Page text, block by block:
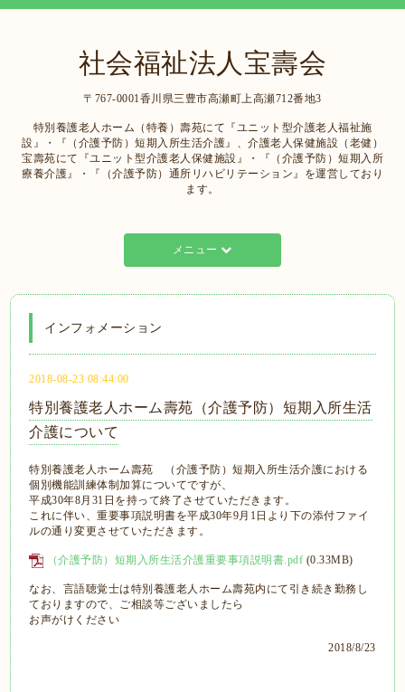
社会福祉法人宝壽会
〒767-0001香川県三豊市高瀬町上高瀬712番地3
特別養護老人ホーム（特養）壽苑にて『ユニット型介護老人福祉施
設』・『（介護予防）短期入所生活介護』、介護老人保健施設（老健）
宝壽苑にて『ユニット型介護老人保健施設』・『（介護予防）短期入所
療養介護』・『（介護予防）通所リハビリテーション』を運営しており
ます。
メニュー
インフォメーション
2018-08-23 08:44:00
特別養護老人ホーム壽苑（介護予防）短期入所生活
介護について
特別養護老人ホーム壽苑 （介護予防）短期入所生活介護における
個別機能訓練体制加算についてですが、
平成30年8月31日を持って終了させていただきます。
これに伴い、重要事項説明書を平成30年9月1日より下の添付ファイ
ルの通り変更させていただきます。
（介護予防）短期入所生活介護重要事項説明書.pdf (0.33MB)
なお、言語聴覚士は特別養護老人ホーム壽苑内にて引き続き勤務し
ておりますので、ご相談等ございましたら
お声がけください
2018/8/23